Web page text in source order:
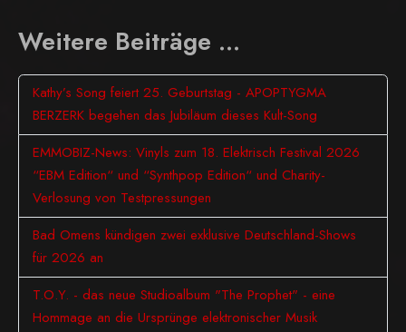
Weitere Beiträge …
Kathy’s Song feiert 25. Geburtstag - APOPTYGMA
BERZERK begehen das Jubiläum dieses Kult-Song
EMMOBIZ-News: Vinyls zum 18. Elektrisch Festival 2026
“EBM Edition“ und “Synthpop Edition“ und Charity-
Verlosung von Testpressungen
Bad Omens kündigen zwei exklusive Deutschland-Shows
für 2026 an
T.O.Y. - das neue Studioalbum "The Prophet" - eine
Hommage an die Ursprünge elektronischer Musik